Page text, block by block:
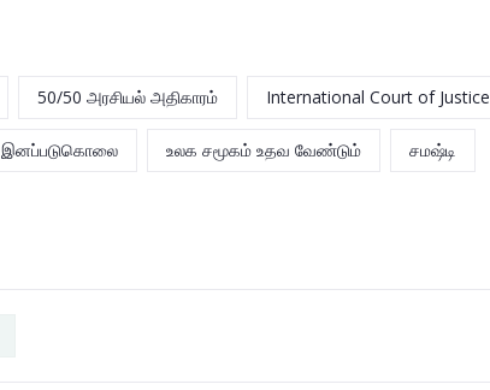
50/50 அரசியல் அதிகாரம் International Court of Justice
இனப்படுகொலை உலக சமூகம் உதவ வேண்டும் சமஷ்டி